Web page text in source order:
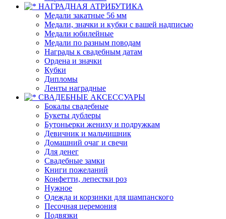
НАГРАДНАЯ АТРИБУТИКА
Медали закатные 56 мм
Медали, значки и кубки с вашей надписью
Медали юбилейные
Медали по разным поводам
Награды к свадебным датам
Ордена и значки
Кубки
Дипломы
Ленты наградные
СВАДЕБНЫЕ АКСЕССУАРЫ
Бокалы свадебные
Букеты дублеры
Бутоньерки жениху и подружкам
Девичник и мальчишник
Домашний очаг и свечи
Для денег
Свадебные замки
Книги пожеланий
Конфетти, лепестки роз
Нужное
Одежда и корзинки для шампанского
Песочная церемония
Подвязки